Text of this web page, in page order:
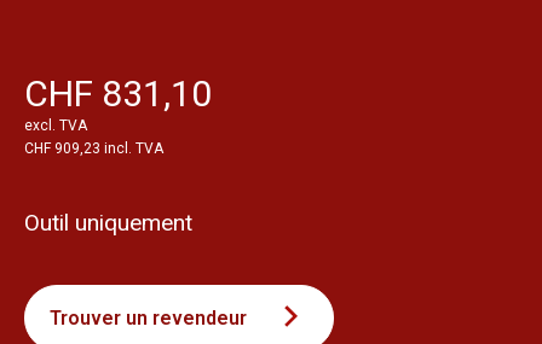
CHF 831,10
excl. TVA
CHF 909,23 incl. TVA
Outil uniquement
Trouver un revendeur